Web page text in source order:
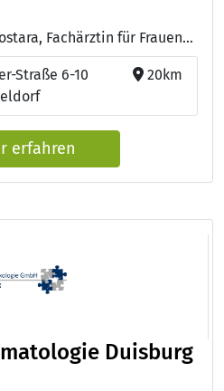
Ärzte: Dr. med. Athina Kostara, Fachärztin für Frauenheilkunde & Geburtshilfe Schwerpunkt Gynäkologische Onkologie, Palliativmedizin und Naturheilverfahren - Kyprianos Kottis, Facharzt für Hämatologie & Onkologie, Palliativmedizin
Straße 6-10
20km
erfahren
Duisburg